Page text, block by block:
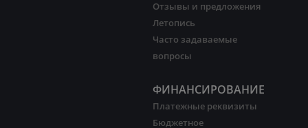
Отзывы и предложения
Летопись
Часто задаваемые
вопросы
ФИНАНСИРОВАНИЕ
Платежные реквизиты
Бюджетное